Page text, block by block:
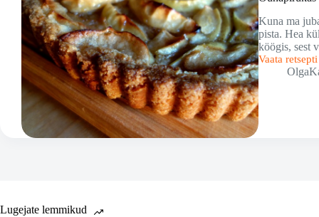
Kuna ma
pista. Hea
köögis, sest
Vaata
Õunapirukas
pruunistatud
või
ning
sidruniga
Lugejate lemmikud